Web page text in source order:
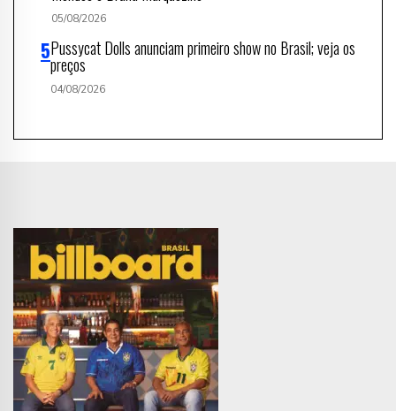
05/08/2026
Pussycat Dolls anunciam primeiro show no Brasil; veja os
preços
04/08/2026